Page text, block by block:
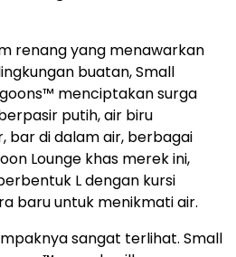
renang yang menawarkan
buatan, Small
menciptakan surga
putih, air biru
bar di dalam air, berbagai
Lounge khas merek ini,
L dengan kursi
baru untuk menikmati air.
sangat terlihat. Small